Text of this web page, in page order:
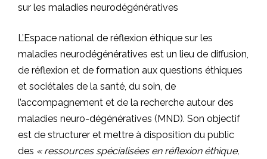
sur les maladies neurodégénératives
L’Espace national de réflexion éthique sur les
maladies neurodégénératives est un lieu de diffusion,
de réflexion et de formation aux questions éthiques
et sociétales de la santé, du soin, de
l’accompagnement et de la recherche autour des
maladies neuro-dégénératives (MND). Son objectif
est de structurer et mettre à disposition du public
des « ressources spécialisées en réflexion éthique,